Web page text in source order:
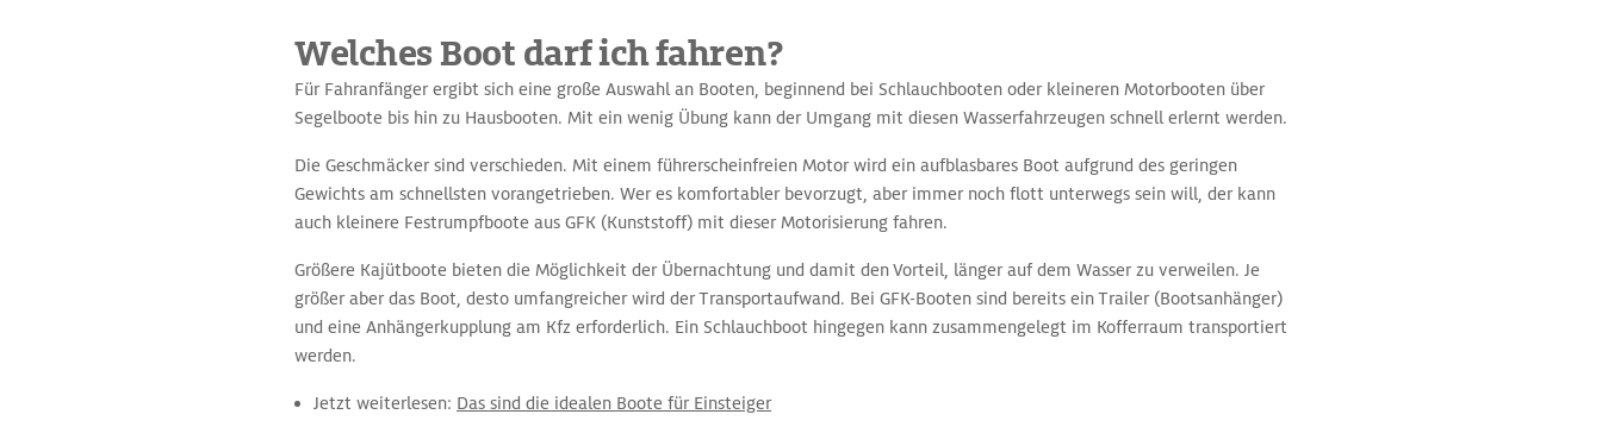
Welches Boot darf ich fahren?
Für Fahranfänger ergibt sich eine große Auswahl an Booten, beginnend bei Schlauchbooten oder kleineren Motorbooten über
Segelboote bis hin zu Hausbooten. Mit ein wenig Übung kann der Umgang mit diesen Wasserfahrzeugen schnell erlernt werden.
Die Geschmäcker sind verschieden. Mit einem führerscheinfreien Motor wird ein aufblasbares Boot aufgrund des geringen
Gewichts am schnellsten vorangetrieben. Wer es komfortabler bevorzugt, aber immer noch flott unterwegs sein will, der kann
auch kleinere Festrumpfboote aus GFK (Kunststoff) mit dieser Motorisierung fahren.
Größere Kajütboote bieten die Möglichkeit der Übernachtung und damit den Vorteil, länger auf dem Wasser zu verweilen. Je
größer aber das Boot, desto umfangreicher wird der Transportaufwand. Bei GFK-Booten sind bereits ein Trailer (Bootsanhänger)
und eine Anhängerkupplung am Kfz erforderlich. Ein Schlauchboot hingegen kann zusammengelegt im Kofferraum transportiert
werden.
Jetzt weiterlesen: Das sind die idealen Boote für Einsteiger